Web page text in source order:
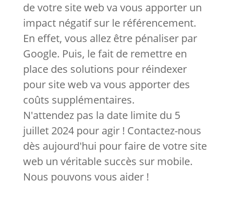
de votre site web va vous apporter un
impact négatif sur le référencement.
En effet, vous allez être pénaliser par
Google. Puis, le fait de remettre en
place des solutions pour réindexer
pour site web va vous apporter des
coûts supplémentaires.
N'attendez pas la date limite du 5
juillet 2024 pour agir ! Contactez-nous
dès aujourd'hui pour faire de votre site
web un véritable succès sur mobile.
Nous pouvons vous aider !